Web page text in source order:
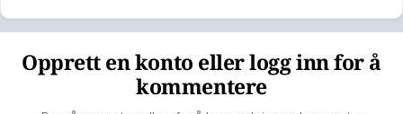
Opprett en konto eller logg inn for å
kommentere